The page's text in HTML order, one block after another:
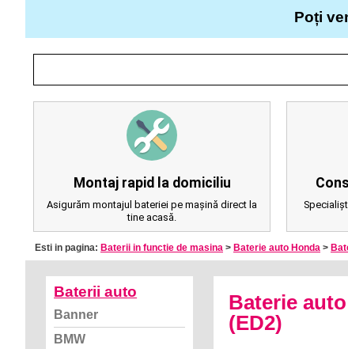
Poți
Montaj rapid la domiciliu
Asigurăm montajul bateriei pe mașină direct la
tine acasă.
Esti in pagina: Baterii in functie de masina > Baterie auto Honda >
Baterie
(ED2)
Baterii auto
Banner
BMW